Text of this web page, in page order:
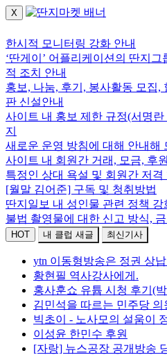
X
한시적 모니터링 강화 안내
‘딴게이’ 어플리케이션의 딴지
적 조치 안내
홍보, 나눔, 후기, 봉사활동 모집,
판 신설안내
사이트 내 홍보 제한 규정(서명
지
새로운 운영 방침에 대해 안내해
사이트 내 회원간 거래, 모금, 후
특정인 상대 욕설 및 회원간 저격
[월말 김어준] 구독 및 청취방법
딴지일보 내 성인물 관련 정책 강
불법 촬영물에 대한 신고 방식,
HOT 내 클럽 새글 최신기사
ytn 이동형방송은 정권 상
황현필 역사강사에게.
홍사훈쇼 유튭 시청 후기(
김민석을 따르는 민주당 의
빅초이 - 노사모의 설움이
이성윤 한민수 후원
[자랑] 뉴스공장 공개방송